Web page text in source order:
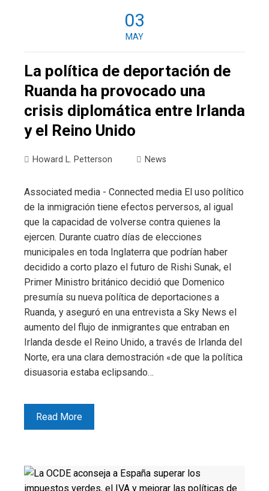
03
MAY
La política de deportación de
Ruanda ha provocado una
crisis diplomática entre Irlanda
y el Reino Unido
Howard L. Petterson News
Associated media - Connected media El uso político
de la inmigración tiene efectos perversos, al igual
que la capacidad de volverse contra quienes la
ejercen. Durante cuatro días de elecciones
municipales en toda Inglaterra que podrían haber
decidido a corto plazo el futuro de Rishi Sunak, el
Primer Ministro británico decidió que Domenico
presumía su nueva política de deportaciones a
Ruanda, y aseguró en una entrevista a Sky News el
aumento del flujo de inmigrantes que entraban en
Irlanda desde el Reino Unido, a través de Irlanda del
Norte, era una clara demostración «de que la política
disuasoria estaba eclipsando…
Read More